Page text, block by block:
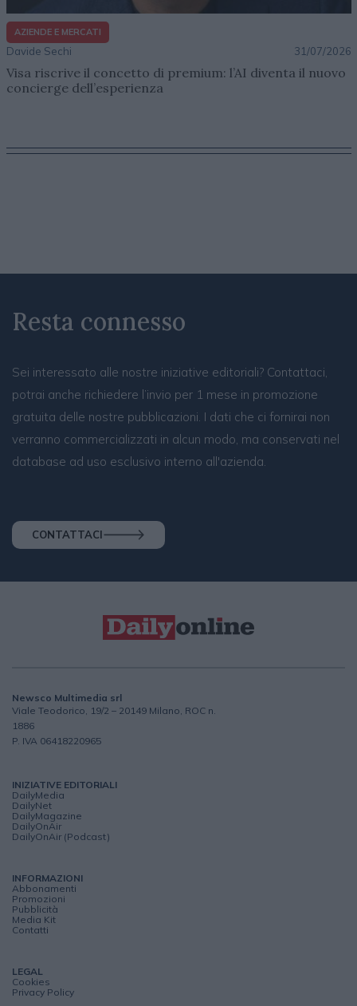
AZIENDE E MERCATI
Davide Sechi 31/07/2026
Visa riscrive il concetto di premium: l’AI diventa il nuovo
concierge dell’esperienza
Resta connesso
Sei interessato alle nostre iniziative editoriali? Contattaci,
potrai anche richiedere l’invio per 1 mese in promozione
gratuita delle nostre pubblicazioni. I dati che ci fornirai non
verranno commercializzati in alcun modo, ma conservati nel
database ad uso esclusivo interno all'azienda.
CONTATTACI
Newsco Multimedia srl
Viale Teodorico, 19/2 – 20149 Milano, ROC n.
1886
P. IVA 06418220965
INIZIATIVE EDITORIALI
DailyMedia
DailyNet
DailyMagazine
DailyOnAir
DailyOnAir (Podcast)
INFORMAZIONI
Abbonamenti
Promozioni
Pubblicità
Media Kit
Contatti
LEGAL
Cookies
Privacy Policy